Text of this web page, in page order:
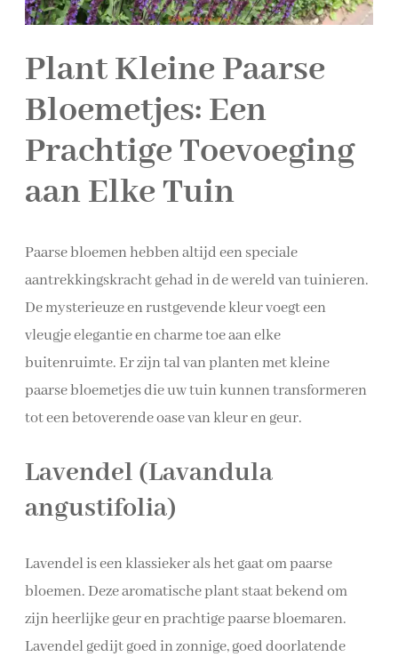
Plant Kleine Paarse
Bloemetjes: Een
Prachtige Toevoeging
aan Elke Tuin
Paarse bloemen hebben altijd een speciale
aantrekkingskracht gehad in de wereld van tuinieren.
De mysterieuze en rustgevende kleur voegt een
vleugje elegantie en charme toe aan elke
buitenruimte. Er zijn tal van planten met kleine
paarse bloemetjes die uw tuin kunnen transformeren
tot een betoverende oase van kleur en geur.
Lavendel (Lavandula
angustifolia)
Lavendel is een klassieker als het gaat om paarse
bloemen. Deze aromatische plant staat bekend om
zijn heerlijke geur en prachtige paarse bloemaren.
Lavendel gedijt goed in zonnige, goed doorlatende